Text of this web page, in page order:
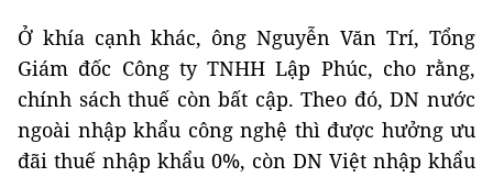
Ở khía cạnh khác, ông Nguyễn Văn Trí, Tổng
Giám đốc Công ty TNHH Lập Phúc, cho rằng,
chính sách thuế còn bất cập. Theo đó, DN nước
ngoài nhập khẩu công nghệ thì được hưởng ưu
đãi thuế nhập khẩu 0%, còn DN Việt nhập khẩu